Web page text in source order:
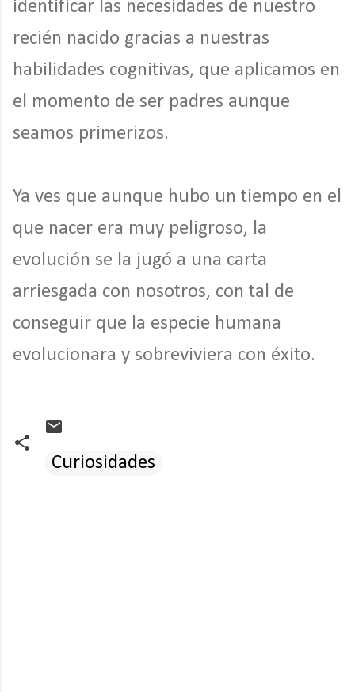
identificar las necesidades de nuestro
recién nacido gracias a nuestras
habilidades cognitivas, que aplicamos en
el momento de ser padres aunque
seamos primerizos.
Ya ves que aunque hubo un tiempo en el
que nacer era muy peligroso, la
evolución se la jugó a una carta
arriesgada con nosotros, con tal de
conseguir que la especie humana
evolucionara y sobreviviera con éxito.
Curiosidades